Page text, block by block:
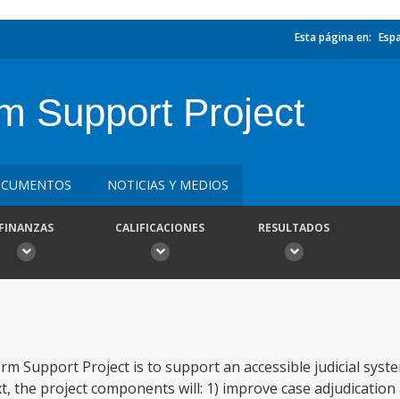
Esta página en:
Support Project
NOTICIAS Y MEDIOS
CALIFICACIONES RESULTADOS
Support Project is to support an accessible judicial
the project components will: 1) improve case adjudication